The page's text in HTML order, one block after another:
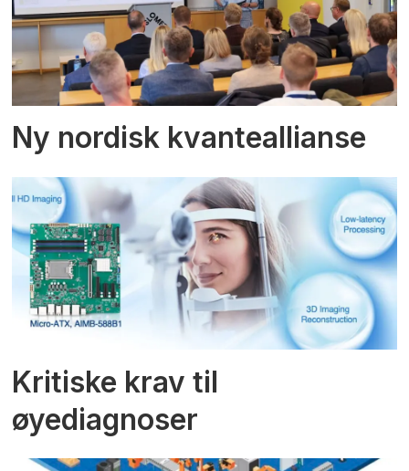
Ny nordisk kvanteallianse
Kritiske krav til
øyediagnoser